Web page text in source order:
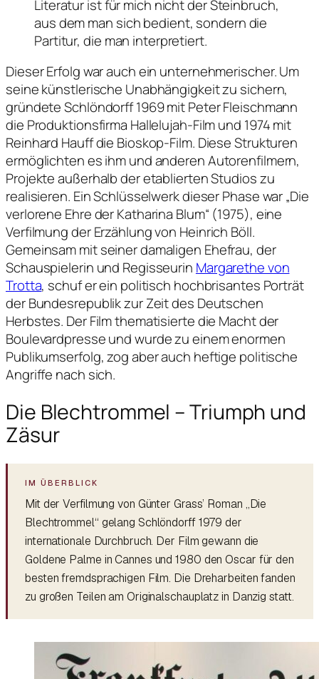
Literatur ist für mich nicht der Steinbruch,
aus dem man sich bedient, sondern die
Partitur, die man interpretiert.
Dieser Erfolg war auch ein unternehmerischer. Um
seine künstlerische Unabhängigkeit zu sichern,
gründete Schlöndorff 1969 mit Peter Fleischmann
die Produktionsfirma Hallelujah-Film und 1974 mit
Reinhard Hauff die Bioskop-Film. Diese Strukturen
ermöglichten es ihm und anderen Autorenfilmern,
Projekte außerhalb der etablierten Studios zu
realisieren. Ein Schlüsselwerk dieser Phase war „Die
verlorene Ehre der Katharina Blum“ (1975), eine
Verfilmung der Erzählung von Heinrich Böll.
Gemeinsam mit seiner damaligen Ehefrau, der
Schauspielerin und Regisseurin Margarethe von
Trotta, schuf er ein politisch hochbrisantes Porträt
der Bundesrepublik zur Zeit des Deutschen
Herbstes. Der Film thematisierte die Macht der
Boulevardpresse und wurde zu einem enormen
Publikumserfolg, zog aber auch heftige politische
Angriffe nach sich.
Die Blechtrommel – Triumph und
Zäsur
Mit der Verfilmung von Günter Grass’ Roman „Die
Blechtrommel“ gelang Schlöndorff 1979 der
internationale Durchbruch. Der Film gewann die
Goldene Palme in Cannes und 1980 den Oscar für den
besten fremdsprachigen Film. Die Dreharbeiten fanden
zu großen Teilen am Originalschauplatz in Danzig statt.